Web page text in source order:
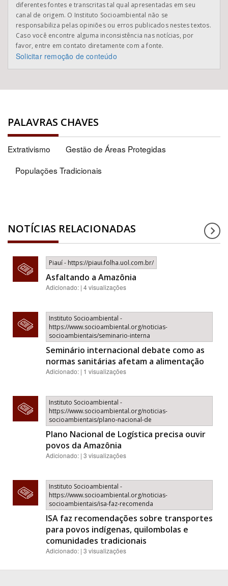
diferentes fontes e transcritas tal qual apresentadas em seu
canal de origem. O Instituto Socioambiental não se
responsabiliza pelas opiniões ou erros publicados nestes textos.
Caso você encontre alguma inconsistência nas notícias, por
favor, entre em contato diretamente com a fonte.
Solicitar remoção de conteúdo
PALAVRAS CHAVES
Extrativismo
Gestão de Áreas Protegidas
Populações Tradicionais
NOTÍCIAS RELACIONADAS
Piauí - https://piaui.folha.uol.com.br/
Asfaltando a Amazônia
Adicionado: | 4 visualizações
Instituto Socioambiental -
https://www.socioambiental.org/noticias-
socioambientais/seminario-interna
Seminário internacional debate como as
normas sanitárias afetam a alimentação
Adicionado: | 1 visualizações
Instituto Socioambiental -
https://www.socioambiental.org/noticias-
socioambientais/plano-nacional-de
Plano Nacional de Logística precisa ouvir
povos da Amazônia
Adicionado: | 3 visualizações
Instituto Socioambiental -
https://www.socioambiental.org/noticias-
socioambientais/isa-faz-recomenda
ISA faz recomendações sobre transportes
para povos indígenas, quilombolas e
comunidades tradicionais
Adicionado: | 3 visualizações